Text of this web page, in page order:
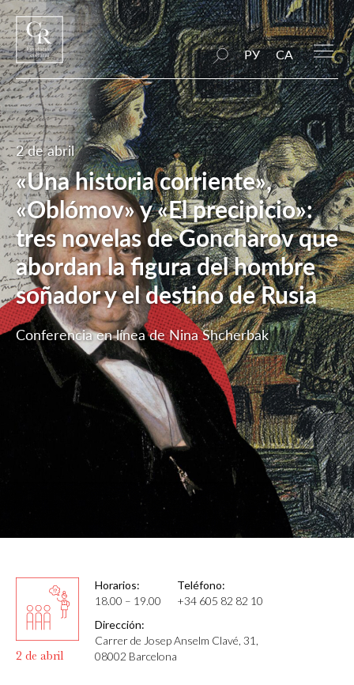
РУ CA
2 de abril
«Una historia corriente»,
«Oblómov» y «El precipicio»:
tres novelas de Goncharov que
abordan la figura del hombre
soñador y el destino de Rusia
Conferencia en línea de Nina Shcherbak
2 de abril
Horarios:
18.00 – 19.00
Teléfono:
+34 605 82 82 10
Dirección:
Carrer de Josep Anselm Clavé, 31,
08002 Barcelona